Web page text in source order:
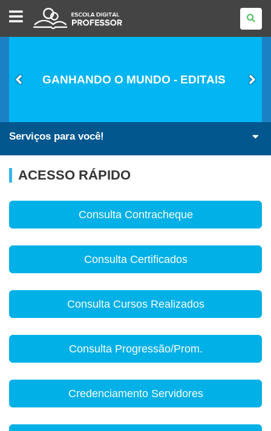
ESCOLA
DIGITAL
-
PROFESSOR
GANHANDO O MUNDO - EDITAIS
Serviços para você!
ACESSO RÁPIDO
Consulta Contracheque
Consulta Certificados
Consulta Cursos Realizados
Consulta Progressão/Prom.
Credenciamento Servidores